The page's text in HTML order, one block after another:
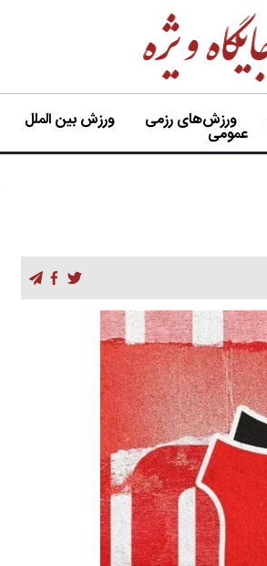
ورزش‌های رزمی ورزش بین الملل
عمومی